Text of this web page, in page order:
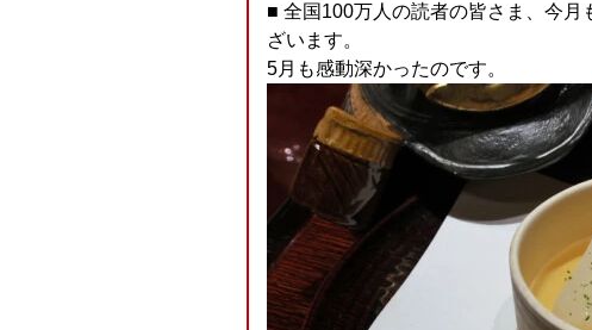
■ 全国100万人の読者の皆さま、今
ざいます。
5月も感動深かったのです。